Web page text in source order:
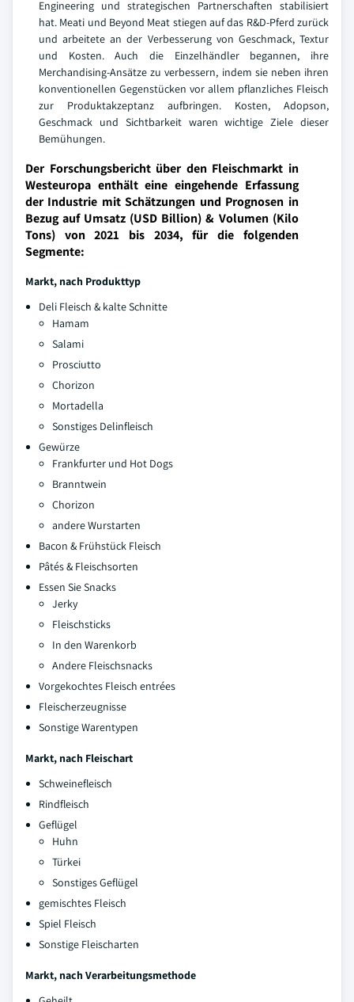
Engineering und strategischen Partnerschaften stabilisiert
hat. Meati und Beyond Meat stiegen auf das R&D-Pferd zurück
und arbeitete an der Verbesserung von Geschmack, Textur
und Kosten. Auch die Einzelhändler begannen, ihre
Merchandising-Ansätze zu verbessern, indem sie neben ihren
konventionellen Gegenstücken vor allem pflanzliches Fleisch
zur Produktakzeptanz aufbringen. Kosten, Adopson,
Geschmack und Sichtbarkeit waren wichtige Ziele dieser
Bemühungen.
Der Forschungsbericht über den Fleischmarkt in
Westeuropa enthält eine eingehende Erfassung
der Industrie mit Schätzungen und Prognosen in
Bezug auf Umsatz (USD Billion) & Volumen (Kilo
Tons) von 2021 bis 2034, für die folgenden
Segmente:
Markt, nach Produkttyp
Deli Fleisch & kalte Schnitte
Hamam
Salami
Prosciutto
Chorizon
Mortadella
Sonstiges Delinfleisch
Gewürze
Frankfurter und Hot Dogs
Branntwein
Chorizon
andere Wurstarten
Bacon & Frühstück Fleisch
Pâtés & Fleischsorten
Essen Sie Snacks
Jerky
Fleischsticks
In den Warenkorb
Andere Fleischsnacks
Vorgekochtes Fleisch entrées
Fleischerzeugnisse
Sonstige Warentypen
Markt, nach Fleischart
Schweinefleisch
Rindfleisch
Geflügel
Huhn
Türkei
Sonstiges Geflügel
gemischtes Fleisch
Spiel Fleisch
Sonstige Fleischarten
Markt, nach Verarbeitungsmethode